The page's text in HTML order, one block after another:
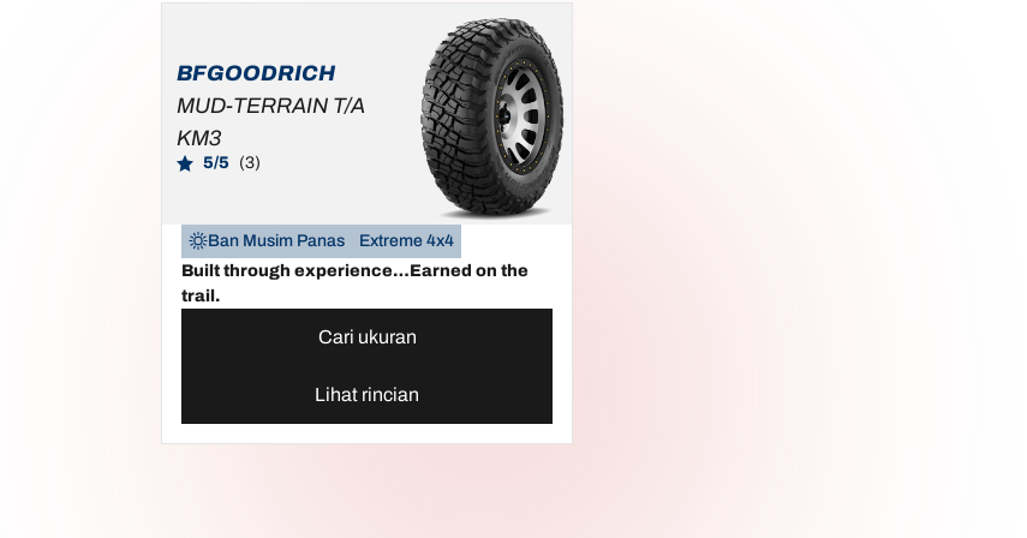
BFGOODRICH
MUD-TERRAIN T/A
KM3
5/5 (3)
Ban Musim Panas
Extreme 4x4
Built through experience…Earned on the
trail.
Cari ukuran
Lihat rincian